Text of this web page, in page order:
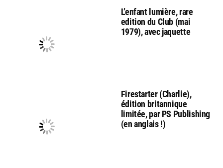
L’enfant lumière, rare
edition du Club (mai
1979), avec jaquette
Firestarter (Charlie),
édition britannique
limitée, par PS Publishing
(en anglais !)